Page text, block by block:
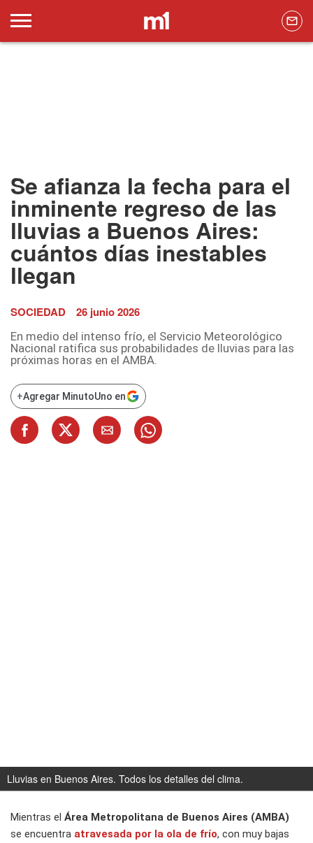
Se afianza la fecha para el
inminente regreso de las
lluvias a Buenos Aires:
cuántos días inestables
llegan
SOCIEDAD 26 junio 2026
En medio del intenso frío, el Servicio Meteorológico
Nacional ratifica sus probabilidades de lluvias para las
próximas horas en el AMBA.
+Agregar MinutoUno en
Lluvias en Buenos Aires. Todos los detalles del clima.
Mientras el Área Metropolitana de Buenos Aires (AMBA)
se encuentra atravesada por la ola de frío, con muy bajas